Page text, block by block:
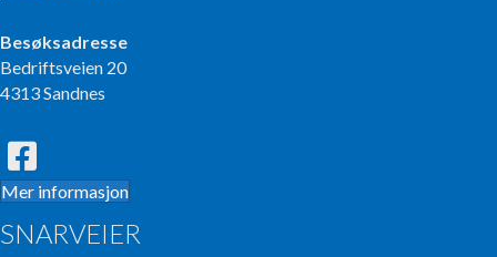
Besøksadresse
Bedriftsveien 20
4313 Sandnes
Mer informasjon
SNARVEIER